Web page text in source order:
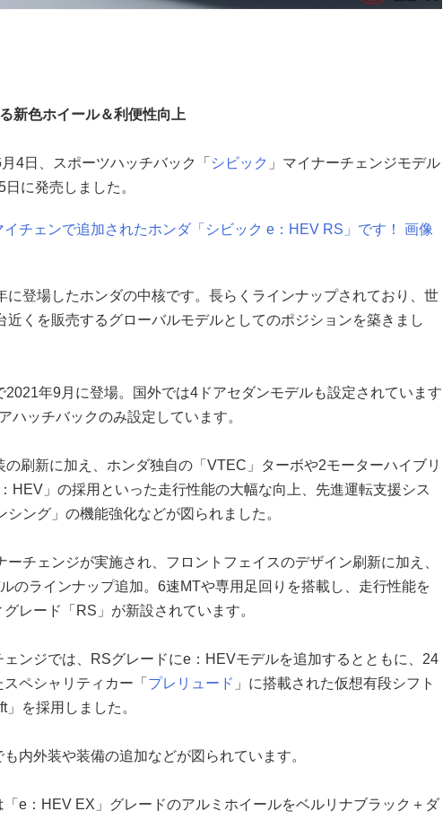
新色ホイール＆利便性向上
4日、スポーツハッチバック「 シビック 」マイナーチェンジモデル
に発売しました。
イチェンで追加されたホンダ「シビック e：HEV RS」です！ 画像
に登場したホンダの中核です。長らくラインナップされており、世
近くを販売するグローバルモデルとしてのポジションを築きまし
2021年9月に登場。国外では4ドアセダンモデルも設定されています
ハッチバックのみ設定しています。
の刷新に加え、ホンダ独自の「VTEC」ターボや2モーターハイブリ
HEV」の採用といった走行性能の大幅な向上、先進運転支援シス
シング」の機能強化などが図られました。
ーチェンジが実施され、フロントフェイスのデザイン刷新に加え、
のラインナップ追加。6速MTや専用足回りを搭載し、走行性能を
レード「RS」が新設されています。
ンジでは、RSグレードにe：HEVモデルを追加するとともに、24
ペシャリティカー「 プレリュード 」に搭載された仮想有段シフト
」を採用しました。
内外装や装備の追加などが図られています。
「e：HEV EX」グレードのアルミホイールをベルリナブラック＋ダ